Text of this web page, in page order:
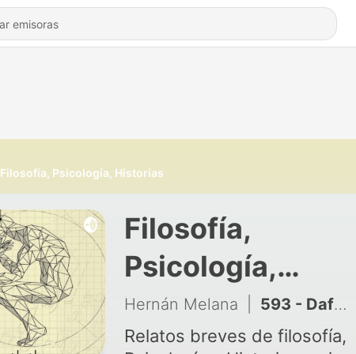
Filosofía, Psicología, Historias
Filosofía,
Psicología,
Historias
Hernán Melana 593 - Dafne y Apolo, la pérdida y el triunfo
Relatos breves de filosofía,